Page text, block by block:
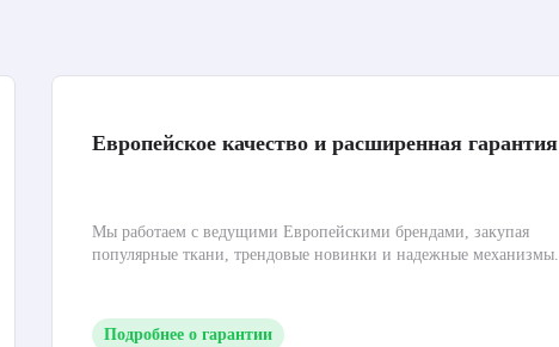
Европейское качество и расширенная гарантия
Мы работаем с ведущими Европейскими брендами, закупая
популярные ткани, трендовые новинки и надежные механизмы.
Подробнее о гарантии